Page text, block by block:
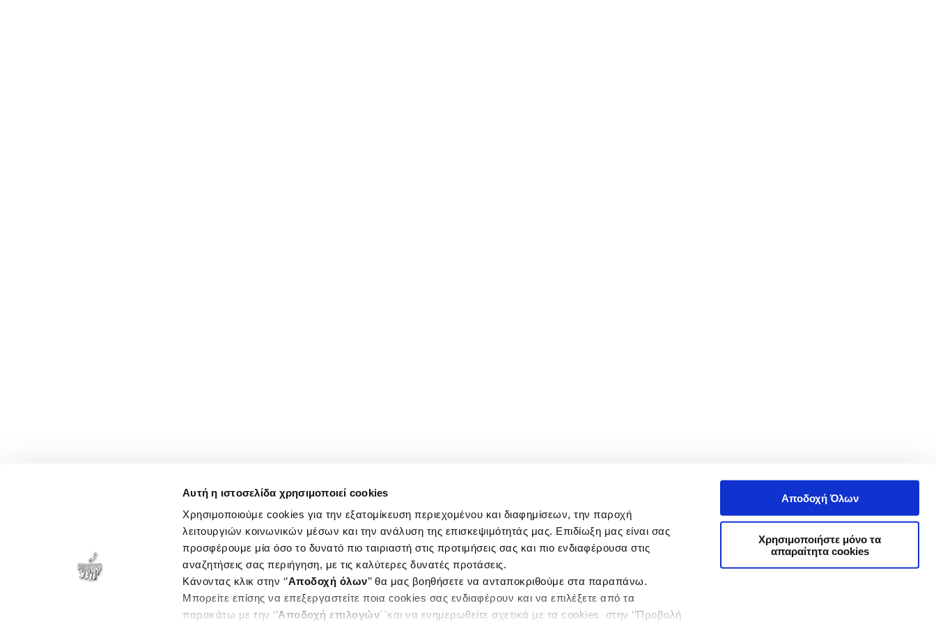
Αυτή η ιστοσελίδα χρησιμοποιεί cookies
Χρησιμοποιούμε cookies για την εξατομίκευση περιεχομένου και διαφημίσεων, την παροχή
λειτουργιών κοινωνικών μέσων και την ανάλυση της επισκεψιμότητάς μας. Επιδίωξη μας είναι σας
προσφέρουμε μία όσο το δυνατό πιο ταιριαστή στις προτιμήσεις σας και πιο ενδιαφέρουσα στις
αναζητήσεις σας περιήγηση, με τις καλύτερες δυνατές προτάσεις.
Κάνοντας κλικ στην ‘’Αποδοχή όλων’’ θα μας βοηθήσετε να ανταποκριθούμε στα παραπάνω.
Μπορείτε επίσης να επεξεργαστείτε ποια cookies σας ενδιαφέρουν και να επιλέξετε από τα
παρακάτω με την ‘’Αποδοχή επιλογών΄΄και να ενημερωθείτε σχετικά με τα cookies στην ‘’Προβολή
Αποδοχή Όλων
Χρησιμοποιήστε μόνο τα
απαραίτητα cookies